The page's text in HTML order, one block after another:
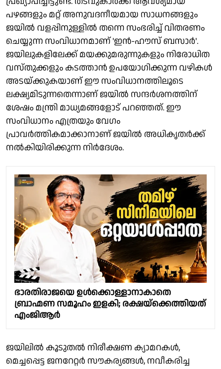
പഴങ്ങളും മറ്റ് അനുവദനീയമായ സാധനങ്ങളും
ജയിൽ വളപ്പിനുള്ളിൽ തന്നെ സംഭരിച്ച് വിതരണം
ചെയ്യുന്ന സംവിധാനമാണ് 'ഇൻ-ഹൗസ് ബസാർ'.
ജയിലുകളിലേക്ക് മയക്കുമരുന്നുകളും നിരോധിത
വസ്തുക്കളും കടത്താൻ ഉപയോഗിക്കുന്ന വഴികൾ
അടയ്ക്കുകയാണ് ഈ സംവിധാനത്തിലൂടെ
ലക്ഷ്യമിടുന്നതെന്നാണ് ജയിൽ സന്ദർശനത്തിന്
ശേഷം മന്ത്രി മാധ്യമങ്ങളോട് പറഞ്ഞത്. ഈ
സംവിധാനം എത്രയും വേഗം
പ്രാവർത്തികമാക്കാനാണ് ജയിൽ അധികൃതർക്ക്
നൽകിയിരിക്കുന്ന നിർദേശം.
ഭാരതിരാജയെ ഉള്‍ക്കൊള്ളാനാകാതെ
ബ്രാഹ്മണ സമൂഹം ഇളകി; രക്ഷയ്‌ക്കെത്തിയത്
എംജിആര്‍
ജയിലിൽ കൂടുതൽ നിരീക്ഷണ ക്യാമറകൾ,
മെച്ചപ്പെട്ട ജനറേറ്റർ സൗകര്യങ്ങൾ, നവീകരിച്ച